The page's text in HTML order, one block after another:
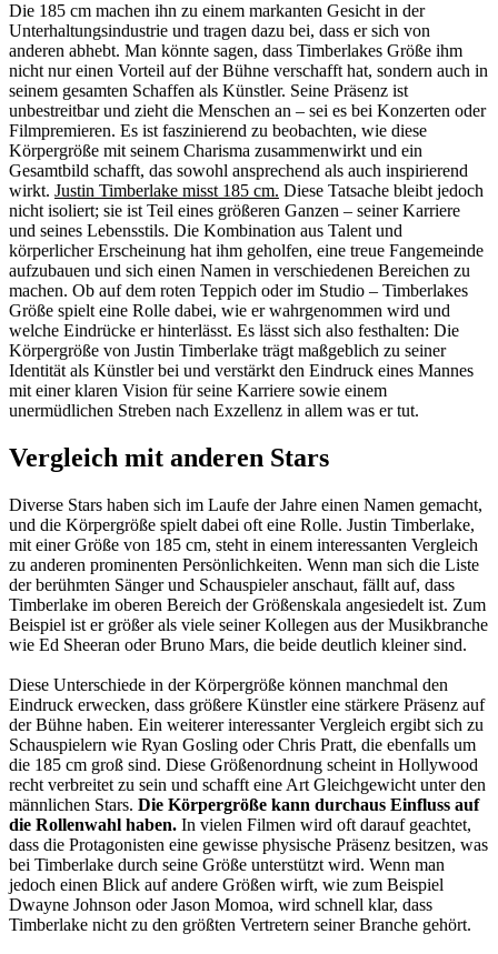
Die 185 cm machen ihn zu einem markanten Gesicht in der
Unterhaltungsindustrie und tragen dazu bei, dass er sich von
anderen abhebt. Man könnte sagen, dass Timberlakes Größe ihm
nicht nur einen Vorteil auf der Bühne verschafft hat, sondern auch in
seinem gesamten Schaffen als Künstler. Seine Präsenz ist
unbestreitbar und zieht die Menschen an – sei es bei Konzerten oder
Filmpremieren. Es ist faszinierend zu beobachten, wie diese
Körpergröße mit seinem Charisma zusammenwirkt und ein
Gesamtbild schafft, das sowohl ansprechend als auch inspirierend
wirkt. Justin Timberlake misst 185 cm. Diese Tatsache bleibt jedoch
nicht isoliert; sie ist Teil eines größeren Ganzen – seiner Karriere
und seines Lebensstils. Die Kombination aus Talent und
körperlicher Erscheinung hat ihm geholfen, eine treue Fangemeinde
aufzubauen und sich einen Namen in verschiedenen Bereichen zu
machen. Ob auf dem roten Teppich oder im Studio – Timberlakes
Größe spielt eine Rolle dabei, wie er wahrgenommen wird und
welche Eindrücke er hinterlässt. Es lässt sich also festhalten: Die
Körpergröße von Justin Timberlake trägt maßgeblich zu seiner
Identität als Künstler bei und verstärkt den Eindruck eines Mannes
mit einer klaren Vision für seine Karriere sowie einem
unermüdlichen Streben nach Exzellenz in allem was er tut.
Vergleich mit anderen Stars
Diverse Stars haben sich im Laufe der Jahre einen Namen gemacht,
und die Körpergröße spielt dabei oft eine Rolle. Justin Timberlake,
mit einer Größe von 185 cm, steht in einem interessanten Vergleich
zu anderen prominenten Persönlichkeiten. Wenn man sich die Liste
der berühmten Sänger und Schauspieler anschaut, fällt auf, dass
Timberlake im oberen Bereich der Größenskala angesiedelt ist. Zum
Beispiel ist er größer als viele seiner Kollegen aus der Musikbranche
wie Ed Sheeran oder Bruno Mars, die beide deutlich kleiner sind.
Diese Unterschiede in der Körpergröße können manchmal den
Eindruck erwecken, dass größere Künstler eine stärkere Präsenz auf
der Bühne haben. Ein weiterer interessanter Vergleich ergibt sich zu
Schauspielern wie Ryan Gosling oder Chris Pratt, die ebenfalls um
die 185 cm groß sind. Diese Größenordnung scheint in Hollywood
recht verbreitet zu sein und schafft eine Art Gleichgewicht unter den
männlichen Stars. Die Körpergröße kann durchaus Einfluss auf
die Rollenwahl haben. In vielen Filmen wird oft darauf geachtet,
dass die Protagonisten eine gewisse physische Präsenz besitzen, was
bei Timberlake durch seine Größe unterstützt wird. Wenn man
jedoch einen Blick auf andere Größen wirft, wie zum Beispiel
Dwayne Johnson oder Jason Momoa, wird schnell klar, dass
Timberlake nicht zu den größten Vertretern seiner Branche gehört.